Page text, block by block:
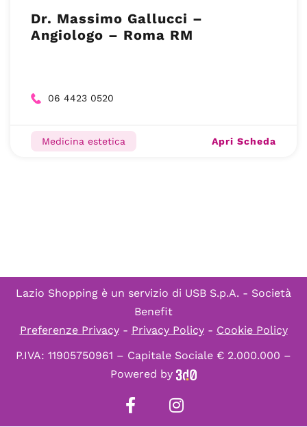
Dr. Massimo Gallucci –
Angiologo – Roma RM
06 4423 0520
Medicina estetica Apri Scheda
Lazio Shopping è un servizio di USB S.p.A. - Società
Benefit
Preferenze Privacy- Privacy Policy- Cookie Policy
P.IVA: 11905750961 – Capitale Sociale € 2.000.000 –
Powered by